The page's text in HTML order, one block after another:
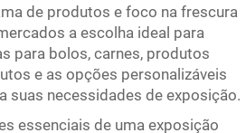
de produtos e foco na frescura
a escolha ideal para
para bolos, carnes, produtos
e as opções personalizáveis
suas necessidades de exposição.
essenciais de uma exposição